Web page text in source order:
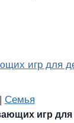
Семья
игр для